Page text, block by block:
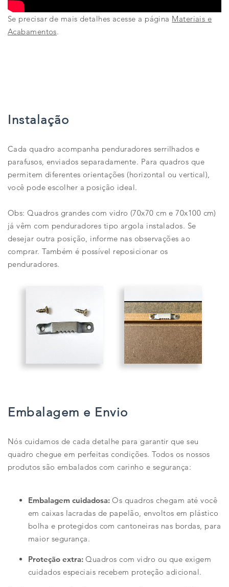
Se precisar de mais detalhes acesse a página Materiais e
Acabamentos.
Instalação
Cada quadro acompanha penduradores serrilhados e
parafusos, enviados separadamente. Para quadros que
permitem diferentes orientações (horizontal ou vertical),
você pode escolher a posição ideal.
Obs: Quadros grandes com vidro (70x70 cm e 70x100 cm)
já vêm com penduradores tipo argola instalados. Se
desejar outra posição, informe nas observações ao
comprar. Também é possível reposicionar os
penduradores.
Embalagem e Envio
Nós cuidamos de cada detalhe para garantir que seu
quadro chegue em perfeitas condições. Todos os nossos
produtos são embalados com carinho e segurança:
Embalagem cuidadosa: Os quadros chegam até você
em caixas lacradas de papelão, envoltos em plástico
bolha e protegidos com cantoneiras nas bordas, para
maior segurança.
Proteção extra: Quadros com vidro ou que exigem
cuidados especiais recebem proteção adicional.